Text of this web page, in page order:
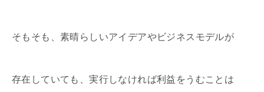
そもそも、素晴らしいアイデアやビジネスモデルが
存在していても、実行しなければ利益をうむことは